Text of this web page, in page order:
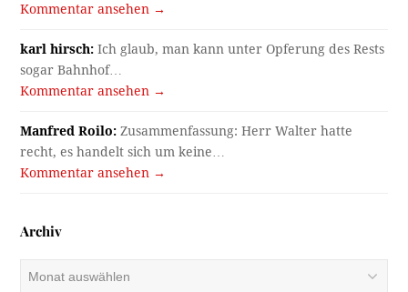
Kommentar ansehen →
karl hirsch: Ich glaub, man kann unter Opferung des Rests
sogar Bahnhof…
Kommentar ansehen →
Manfred Roilo: Zusammenfassung: Herr Walter hatte
recht, es handelt sich um keine…
Kommentar ansehen →
Archiv